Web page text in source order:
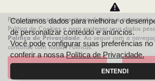
AZZURRA VEICULOS LTDA
68.743.038/0013-21
Desenvolvido pela DEALERSPACE ®
Para otimizar sua experiência durante a
Política de Cookies e para proteger seus dados
Política de Privacidade. Ao seguir com a
concorda com nossas Políticas.
Coletamos dados para melhorar o
de personalizar conteúdo e anúncios.
Você pode configurar suas preferências
conferir a nossaPolítica de Privacidade.
ENTENDI